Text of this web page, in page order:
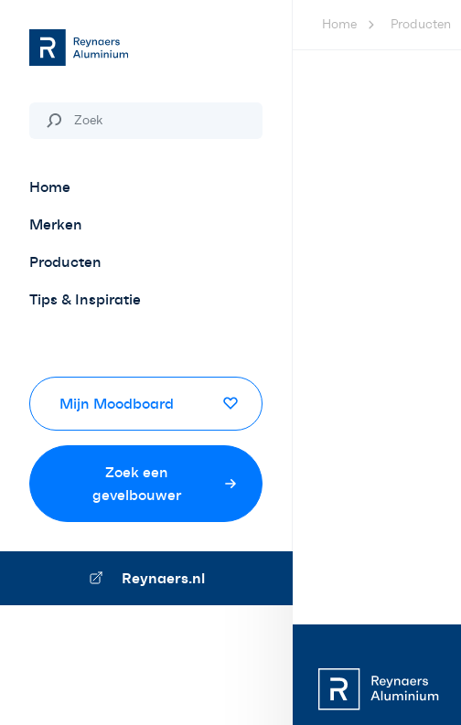
Home
Merken
Producten
Tips & Inspiratie
Mijn Moodboard
Zoek een
gevelbouwer
Reynaers.nl
Home Producten